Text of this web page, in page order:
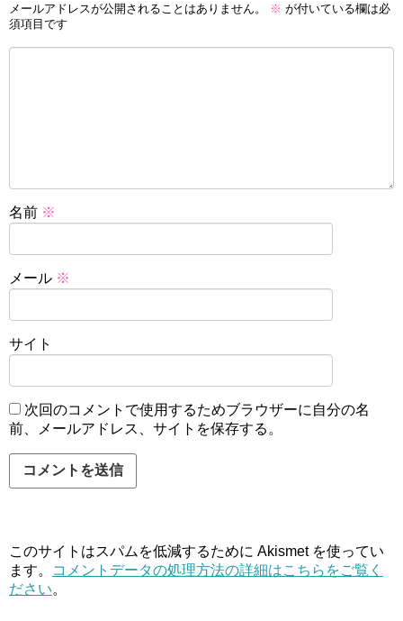
メールアドレスが公開されることはありません。 ※ が付いている欄は必
須項目です
名前 ※
メール ※
サイト
次回のコメントで使用するためブラウザーに自分の名
前、メールアドレス、サイトを保存する。
このサイトはスパムを低減するために Akismet を使ってい
ます。
コメントデータの処理方法の詳細はこちらをご覧く
ださい。